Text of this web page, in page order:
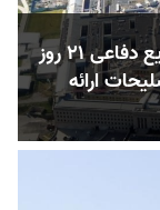
واشنگتن پست: پنتاگون به مدیران صنایع دفاعی ۲۱ روز
ارائه